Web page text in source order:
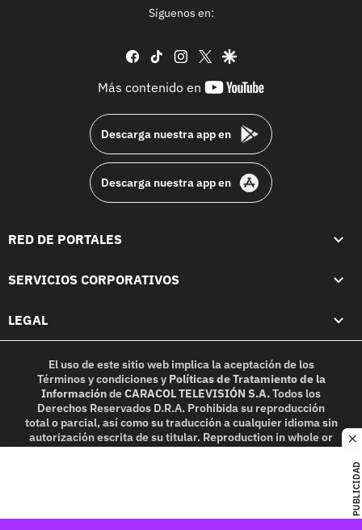
PUBLICIDAD
Síguenos en:
facebook
tiktok instagram
twittergoogle
Más contenido en
youtube-
Descarga nuestra app en
Descarga nuestra app en
RED DE PORTALES
SERVICIOS CORPORATIVOS
LEGAL
El uso de este sitio web implica la aceptación de los
Términos y condicionesy Políticas de Tratamiento de la
InformacióndeCARACOL TELEVISIÓN S.A.Todos los
Derechos Reservados D.R.A. Prohibida su reproducción
total o parcial, así como su traducción a cualquier idioma sin
autorización escrita de su titular. Reproduction in whole or
in part, or translation without written permission is